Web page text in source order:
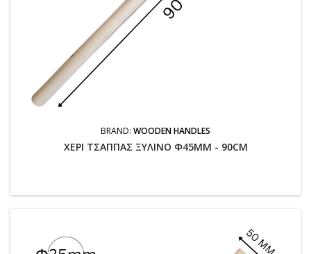
BRAND: WOODEN HANDLES
ΧΕΡΙ ΤΣΑΠΠΑΣ ΞΥΛΙΝΟ Φ45MM - 90CM